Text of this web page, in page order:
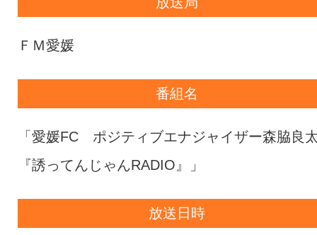
ＦＭ愛媛
番組名
「愛媛FC ポジティブエナジャイザー森脇良
『誘ってんじゃんRADIO』」
放送日時